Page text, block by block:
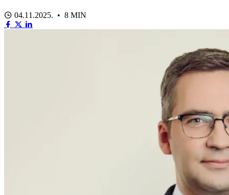
04.11.2025. • 8 MIN